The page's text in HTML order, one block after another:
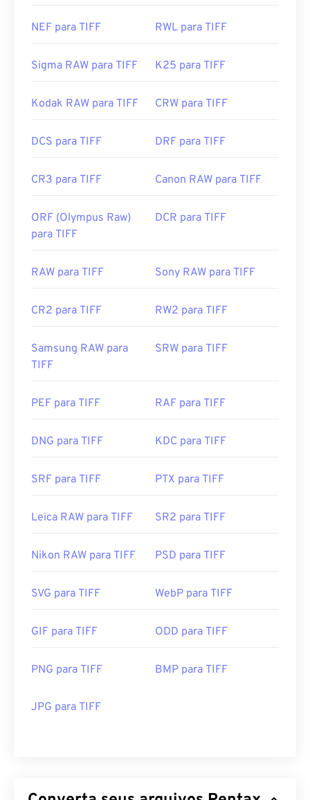
NEF para TIFF RWL para TIFF
Sigma RAW para TIFF K25 para TIFF
Kodak RAW para TIFF CRW para TIFF
DCS para TIFF DRF para TIFF
CR3 para TIFF Canon RAW para TIFF
ORF (Olympus Raw)
para TIFF
DCR para TIFF
RAW para TIFF Sony RAW para TIFF
CR2 para TIFF RW2 para TIFF
Samsung RAW para
TIFF
SRW para TIFF
PEF para TIFF RAF para TIFF
DNG para TIFF KDC para TIFF
SRF para TIFF PTX para TIFF
Leica RAW para TIFF SR2 para TIFF
Nikon RAW para TIFF PSD para TIFF
SVG para TIFF WebP para TIFF
GIF para TIFF ODD para TIFF
PNG para TIFF BMP para TIFF
JPG para TIFF